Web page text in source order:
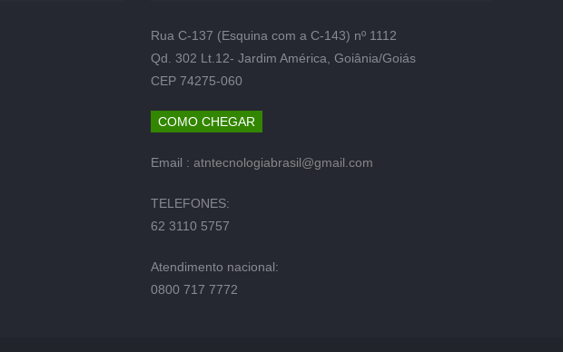
Rua C-137 (Esquina com a C-143) nº 1112
Qd. 302 Lt.12- Jardim América, Goiânia/Goiás
CEP 74275-060
COMO CHEGAR
Email : atntecnologiabrasil@gmail.com
TELEFONES:
62 3110 5757
Atendimento nacional:
0800 717 7772